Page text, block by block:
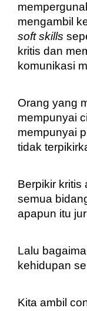
soft skills
kritis dan
komunikasi
Orang yang
mempunyai
mempunyai
tidak
Berpikir kritis
semua
apapun itu
Lalu
kehidupan
Kita ambil